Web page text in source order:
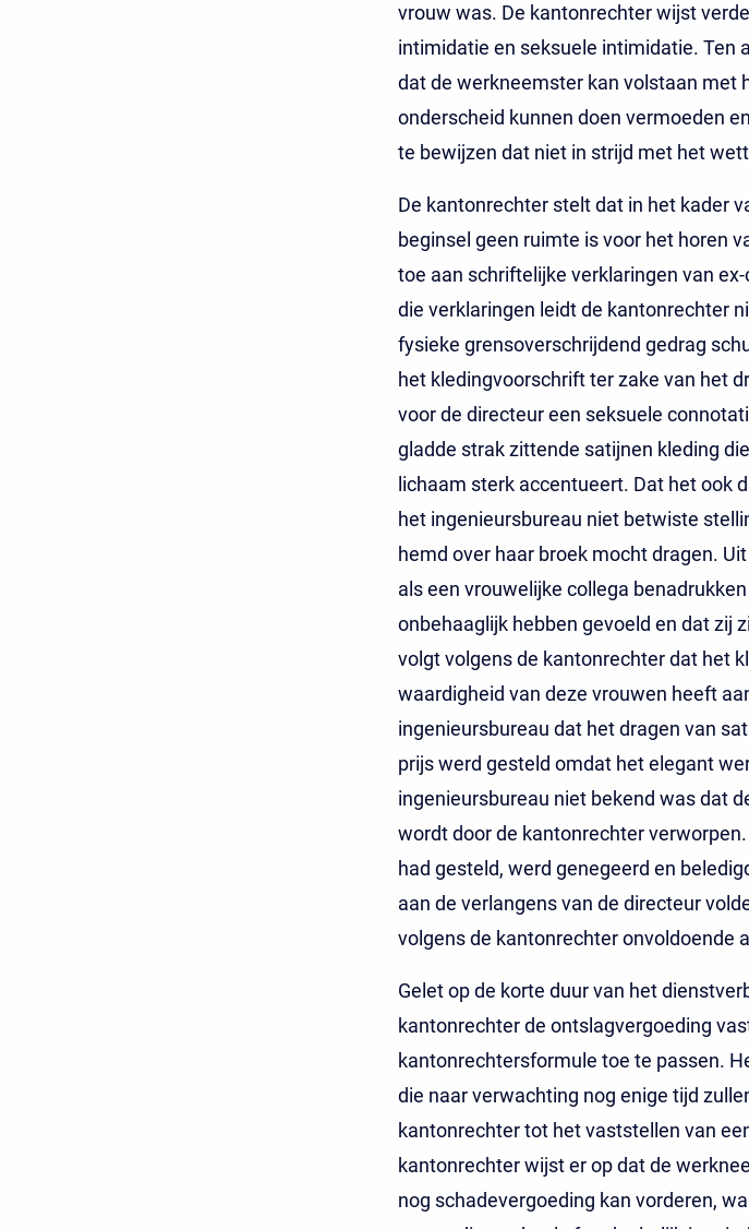
vrouw was. De kantonrechter wijst
intimidatie en seksuele intimidatie. Ten
dat de werkneemster kan volstaan met
onderscheid kunnen doen vermoeden
te bewijzen dat niet in strijd met het
De kantonrechter stelt dat in het kader
beginsel geen ruimte is voor het horen
toe aan schriftelijke verklaringen van
die verklaringen leidt de kantonrechter
fysieke grensoverschrijdend gedrag
het kledingvoorschrift ter zake van het
voor de directeur een seksuele
gladde strak zittende satijnen kleding
lichaam sterk accentueert. Dat het ook
het ingenieursbureau niet betwiste
hemd over haar broek mocht dragen.
als een vrouwelijke collega
onbehaaglijk hebben gevoeld en dat zij
volgt volgens de kantonrechter dat het
waardigheid van deze vrouwen heeft
ingenieursbureau dat het dragen van
prijs werd gesteld omdat het elegant
ingenieursbureau niet bekend was dat
wordt door de kantonrechter
had gesteld, werd genegeerd en
aan de verlangens van de directeur
volgens de kantonrechter onvoldoende
Gelet op de korte duur van het
kantonrechter de ontslagvergoeding
kantonrechtersformule toe te passen.
die naar verwachting nog enige tijd
kantonrechter tot het vaststellen van
kantonrechter wijst er op dat de
nog schadevergoeding kan vorderen,